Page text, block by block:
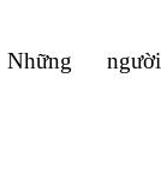
Những người